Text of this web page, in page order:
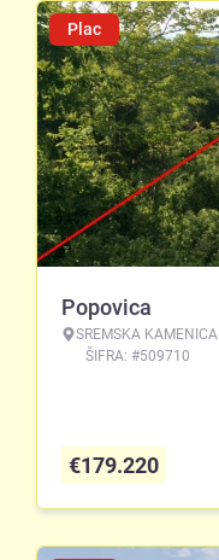
Plac
Popovica
SREMSKA KAMENICA
ŠIFRA: #509710
€179.220